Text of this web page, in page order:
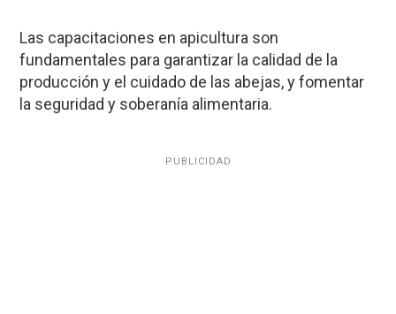
Las capacitaciones en apicultura son
fundamentales para garantizar la calidad de la
producción y el cuidado de las abejas, y fomentar
la seguridad y soberanía alimentaria.
PUBLICIDAD